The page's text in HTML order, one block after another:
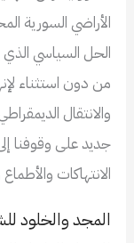
الأراضي السورية
الحل السياسي
من دون استثناء
والانتقال
جديد على وقوفنا
الانتهاكات
المجد والخلود